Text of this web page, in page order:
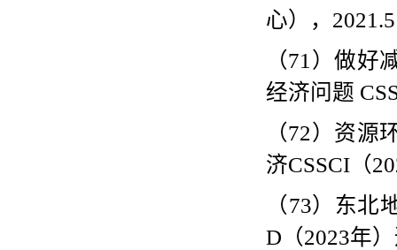
心）， 2021.5
（71 ）做好
经济问题
（72）资源
济CSSCI （
（73）东北
D （2023年